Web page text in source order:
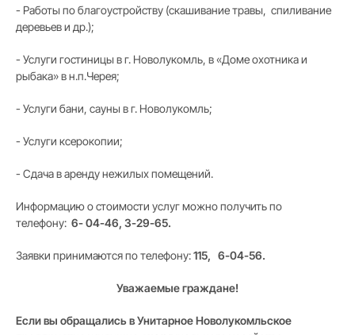
- Работы по благоустройству (скашивание травы, спиливание
деревьев и др.);
- Услуги гостиницы в г. Новолукомль, в «Доме охотника и
рыбака» в н.п.Черея;
- Услуги бани, сауны в г. Новолукомль;
- Услуги ксерокопии;
- Сдача в аренду нежилых помещений.
Информацию о стоимости услуг можно получить по
телефону: 6- 04-46, 3-29-65.
Заявки принимаются по телефону:115, 6-04-56.
Уважаемые граждане!
Если вы обращались в Унитарное Новолукомльское